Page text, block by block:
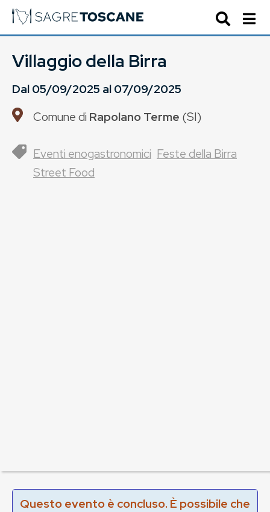
Villaggio della Birra
Dal05/09/2025 al07/09/2025
Comune di Rapolano Terme (SI)
Eventi enogastronomici Feste della Birra
Street Food
Questo evento è concluso. È possibile che